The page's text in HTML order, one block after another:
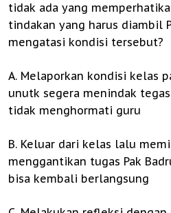
tidak ada yang
tindakan yang harus diambil
mengatasi kondisi tersebut?
A. Melaporkan kondisi kelas
unutk segera menindak
tidak menghormati guru
B. Keluar dari kelas lalu
menggantikan tugas Pak
bisa kembali berlangsung